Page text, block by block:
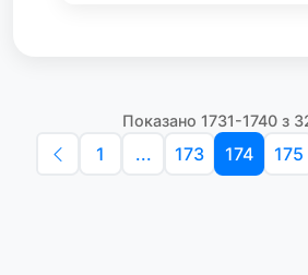
Показано 1731-1740 з
1 ... 173 174 175